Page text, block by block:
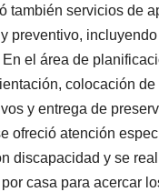
también servicios de
preventivo,
el área de
colocación de
y entrega de
ofreció atención
discapacidad y se
casa para acercar